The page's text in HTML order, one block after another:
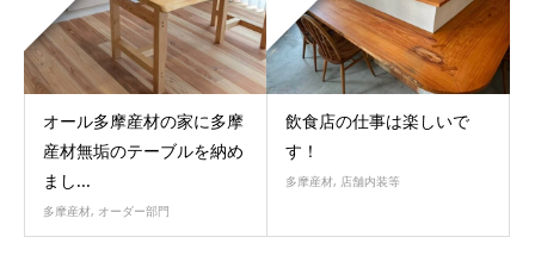
オール多摩産材の家に多摩
産材無垢のテーブルを納め
まし...
多摩産材, オーダー部門
飲食店の仕事は楽しいで
す！
多摩産材, 店舗内装等